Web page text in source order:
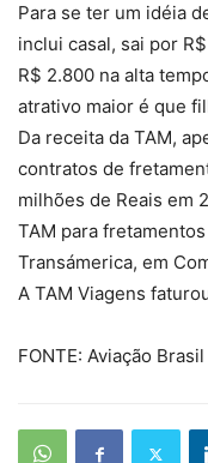
Para se ter um idéia
inclui casal, sai por
R$ 2.800 na alta
atrativo maior é que
Da receita da TAM,
contratos de
milhões de Reais em
TAM para
Transámerica, em
A TAM Viagens
FONTE: Aviação